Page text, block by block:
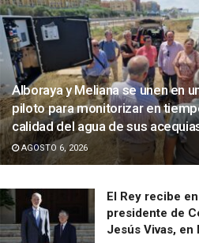
Alboraya y Meliana se unen en
piloto para monitorizar en
calidad del agua de sus
AGOSTO 6, 2026
El Rey recibe
presidente de
Jesús Vivas, en